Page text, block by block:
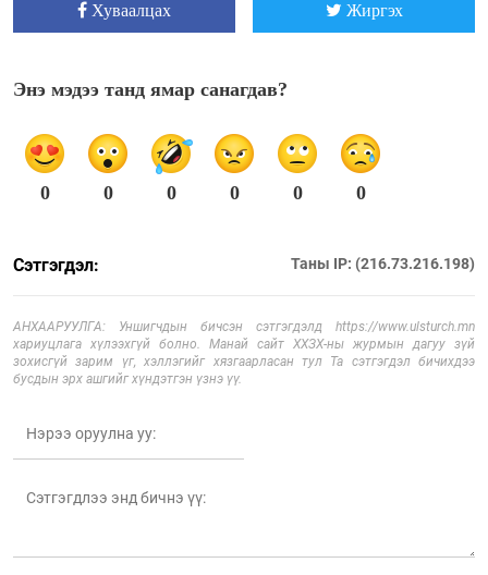
Хуваалцах Жиргэх
Энэ мэдээ танд ямар санагдав?
0 0 0 0 0 0
Сэтгэгдэл: Таны IP: (216.73.216.198)
АНХААРУУЛГА: Уншигчдын бичсэн сэтгэгдэлд https://www.ulsturch.mn
хариуцлага хүлээхгүй болно. Манай сайт ХХЗХ-ны журмын дагуу зүй
зохисгүй зарим үг, хэллэгийг хязгаарласан тул Та сэтгэгдэл бичихдээ
бусдын эрх ашгийг хүндэтгэн үзнэ үү.